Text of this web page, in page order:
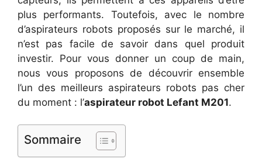
plus performants. Toutefois, avec le nombre
d’aspirateurs robots proposés sur le marché, il
n’est pas facile de savoir dans quel produit
investir. Pour vous donner un coup de main,
nous vous proposons de découvrir ensemble
l’un des meilleurs aspirateurs robots pas cher
du moment : l’aspirateur robot Lefant M201.
Sommaire